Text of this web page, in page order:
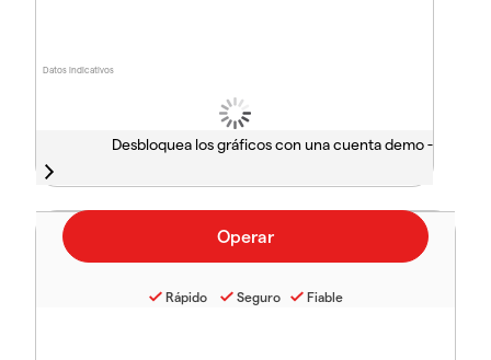
Datos indicativos
Desbloquea los gráficos con una cuenta demo -
Rápido Seguro Fiable